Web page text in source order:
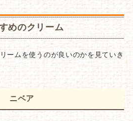
めのクリーム
ームを使うのが良いのかを見ていき
ニベア